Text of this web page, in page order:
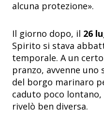
alcuna protezione».
Il giorno dopo, il 26
Spirito si stava
temporale. A un
pranzo, avvenne uno
del borgo marinaro
caduto poco
rivelò ben diversa.